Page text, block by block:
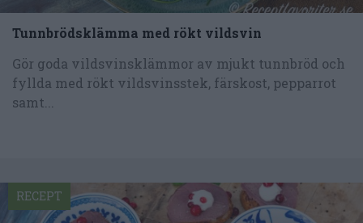
Tunnbrödsklämma med rökt vildsvin
Gör goda vildsvinsklämmor av mjukt tunnbröd och
fyllda med rökt vildsvinsstek, färskost, pepparrot
samt...
RECEPT